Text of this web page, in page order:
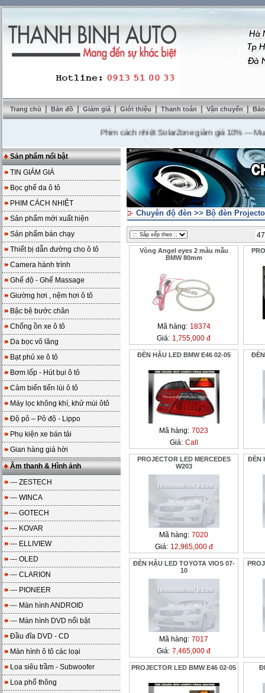
Trang chủ | Bản đồ | Giảm giá | Giới thiệu | Thanh toán | Vận chuyển |
Phim cách nhiệt SolarZone giảm giá 10%---Mua
Sản phẩm nổi bật
TIN GIẢM GIÁ
Bọc ghế da ô tô
PHIM CÁCH NHIỆT
Sản phẩm mới xuất hiện
Sản phẩm bán chạy
Thiết bị dẫn đường cho ô tô
Camera hành trình
Ghế độ - Ghế Massage
Giường hơi , nệm hơi ô tô
Bậc bệ bước chân
Chống ồn xe ô tô
Da bọc vô lăng
Bạt phủ xe ô tô
Bơm lốp - Hút bụi ô tô
Cảm biến tiến lùi ô tô
Máy lọc không khí, khử mùi ôtô
Độ pô – Pô độ - Lippo
Phụ kiện xe bán tải
Gian hàng giá hời
Âm thanh & Hình ảnh
--- ZESTECH
--- WINCA
--- GOTECH
--- KOVAR
--- ELLIVIEW
--- OLED
--- CLARION
--- PIONEER
--- Màn hình ANDROID
--- Màn hình DVD nổi bật
Đầu đĩa DVD - CD
Màn hình ô tô các loại
Loa siêu trầm - Subwoofer
Loa phổ thông
Chuyên độ đèn >> Bộ đèn
Vòng Angel eyes 2 màu mẫu
BMW 80mm
Mã hàng: 18374
Giá: 1,755,000 đ
ĐÈN HẬU LED BMW E46 02-05
Mã hàng: 7023
Giá: Call
PROJECTOR LED MERCEDES
W203
Mã hàng: 7020
Giá: 12,965,000 đ
ĐÈN
ĐÈN HẬU LED TOYOTA VIOS 07-
10
Mã hàng: 7017
Giá: 7,465,000 đ
PROJECTOR LED BMW E46 02-05